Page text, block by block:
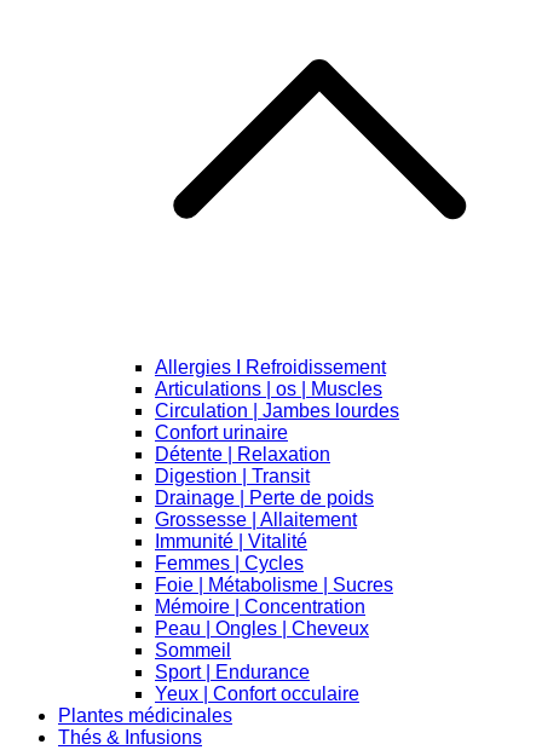
Allergies I Refroidissement
Articulations | os | Muscles
Circulation | Jambes lourdes
Confort urinaire
Détente | Relaxation
Digestion | Transit
Drainage | Perte de poids
Grossesse | Allaitement
Immunité | Vitalité
Femmes | Cycles
Foie | Métabolisme | Sucres
Mémoire | Concentration
Peau | Ongles | Cheveux
Sommeil
Sport | Endurance
Yeux | Confort occulaire
Plantes médicinales
Thés & Infusions